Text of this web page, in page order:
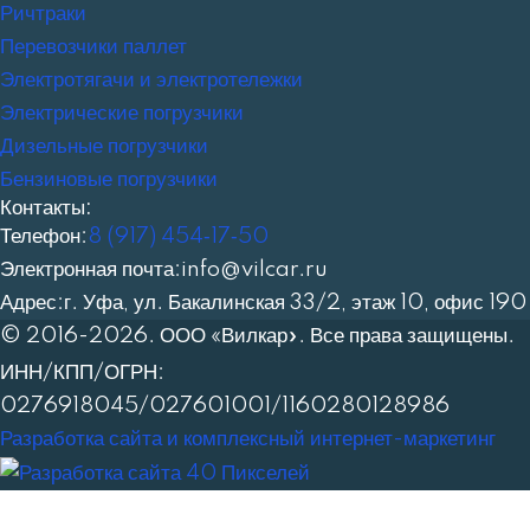
Ричтраки
Перевозчики паллет
Электротягачи и электротележки
Электрические погрузчики
Дизельные погрузчики
Бензиновые погрузчики
Контакты:
Телефон: 8 (917) 454‑17‑50
Электронная почта:info@vilcar.ru
Адрес:г. Уфа, ул. Бакалинская 33/2, этаж 10, офис 190
© 2016-2026. ООО «Вилкар». Все права защищены.
ИНН/КПП/ОГРН:
0276918045/027601001/1160280128986
Разработка сайта и комплексный интернет-маркетинг